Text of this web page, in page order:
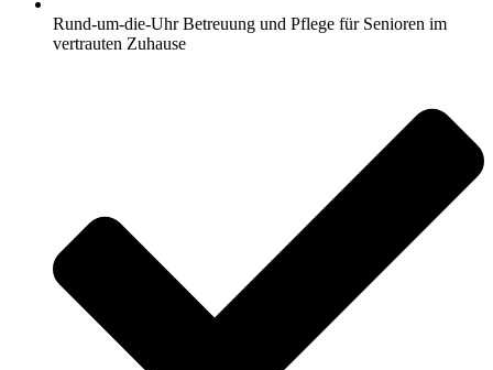
Rund-um-die-Uhr Betreuung und Pflege für Senioren im
vertrauten Zuhause